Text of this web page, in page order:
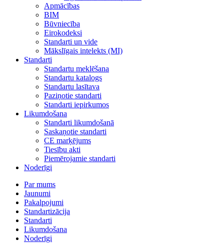
Apmācības
BIM
Būvniecība
Eirokodeksi
Standarti un vide
Mākslīgais intelekts (MI)
Standarti
Standartu meklēšana
Standartu katalogs
Standartu lasītava
Paziņotie standarti
Standarti iepirkumos
Likumdošana
Standarti likumdošanā
Saskaņotie standarti
CE marķējums
Tiesību akti
Piemērojamie standarti
Noderīgi
Par mums
Jaunumi
Pakalpojumi
Standartizācija
Standarti
Likumdošana
Noderīgi